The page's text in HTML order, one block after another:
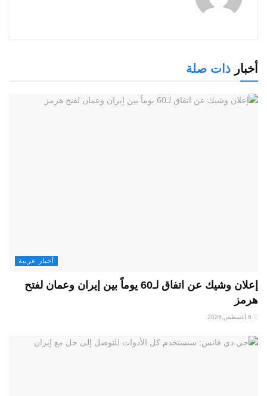
أخبار ذات صلة
أخبار عربية
إعلان وشيك عن اتفاق لـ60 يوماً بين إيران وعمان لفتح
هرمز